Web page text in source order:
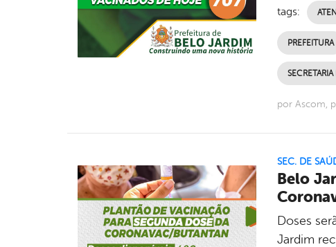
tags:
PREFEITURA
por Ascom,
SEC. DE
Belo
Doses
Jardim